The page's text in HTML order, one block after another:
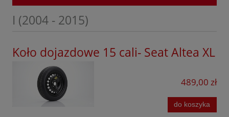
BMW
BYD
Cupra
Altea XL
Ateca
Cordoba
Exeo
I (2004 - 2015)
Koło dojazdowe 15 cali- Seat Altea XL
489,00 zł
do koszyka